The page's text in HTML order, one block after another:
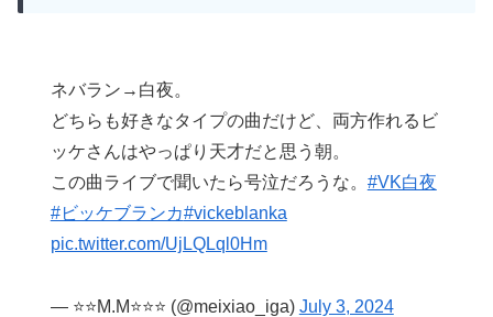
ネバラン→白夜。
どちらも好きなタイプの曲だけど、両方作れるビ
ッケさんはやっぱり天才だと思う朝。
この曲ライブで聞いたら号泣だろうな。 #VK白夜
#ビッケブランカ#vickeblanka
pic.twitter.com/UjLQLql0Hm
— ⭐⭐M.M⭐⭐⭐ (@meixiao_iga) July 3, 2024